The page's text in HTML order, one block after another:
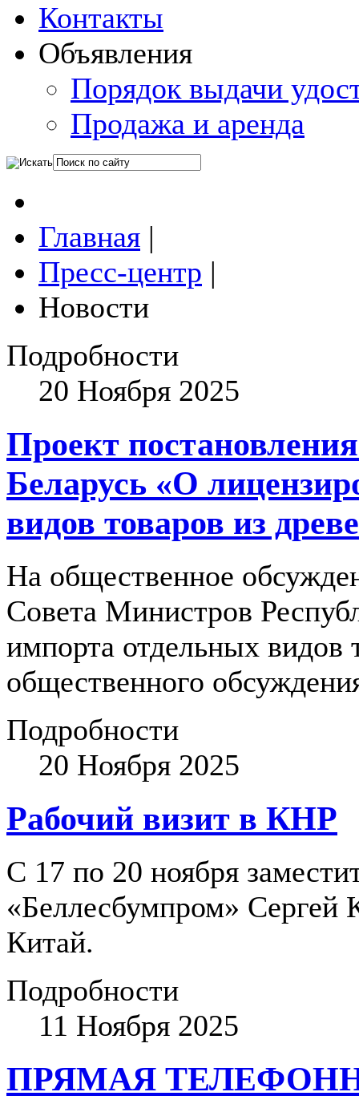
Контакты
Объявления
Порядок выдачи
Продажа и аренда
Главная |
Пресс-центр |
Новости
Подробности
20 Ноября 2025
Проект
Беларусь «О
видов товаров из
На общественное
Совета Министров
импорта отдельных видов
общественного
Подробности
20 Ноября 2025
Рабочий визит в КНР
С 17 по 20 ноября
«Беллесбумпром» Сергей
Китай.
Подробности
11 Ноября 2025
ПРЯМАЯ